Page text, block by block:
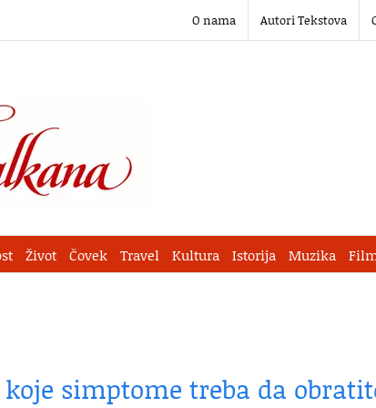
O nama Autori Tekstova
Život Čovek Travel Kultura Istorija Muzika
simptome treba da